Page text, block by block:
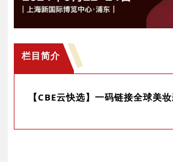
栏目简介
【CBE云快选】一码链接全球美